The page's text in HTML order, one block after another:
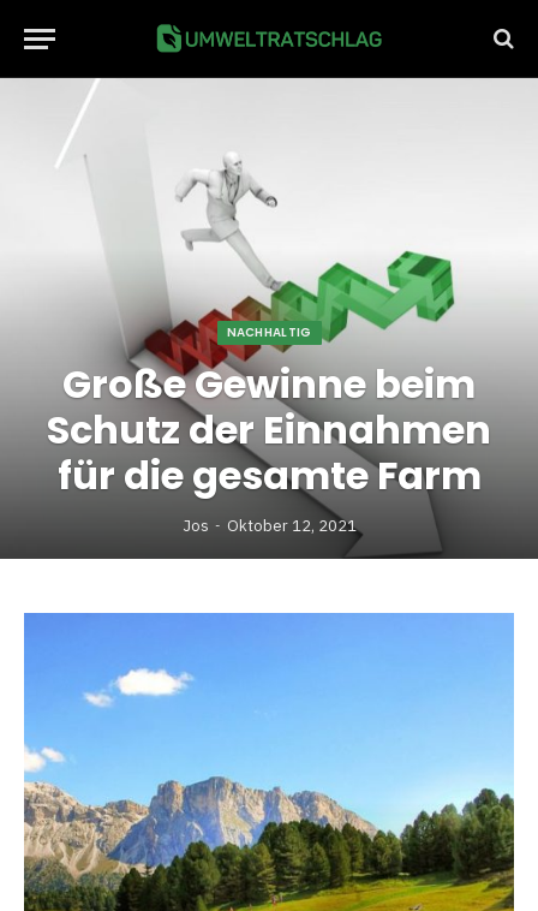
NACHHALTIG
Große Gewinne beim
Schutz der Einnahmen
für die gesamte Farm
Jos Oktober 12, 2021